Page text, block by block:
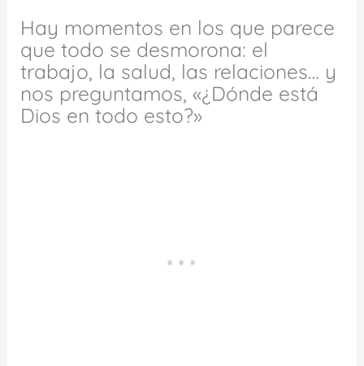
Hay momentos en los que parece
que todo se desmorona: el
trabajo, la salud, las relaciones… y
nos preguntamos, «¿Dónde está
Dios en todo esto?»